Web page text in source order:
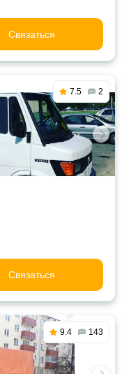
Связаться
7.5 2
Связаться
9.4 143